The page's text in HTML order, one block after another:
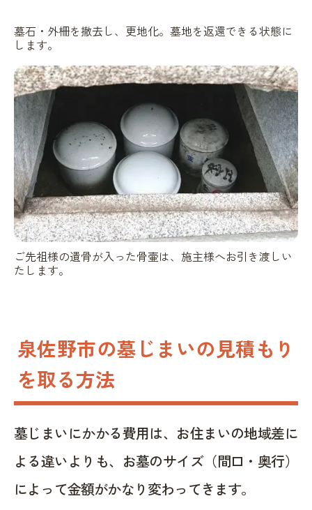
墓石・外柵を撤去し、更地化。墓地を返還できる状態に
します。
ご先祖様の遺骨が入った骨壷は、施主様へお引き渡しい
たします。
泉佐野市の墓じまいの見積もり
を取る方法
墓じまいにかかる費用は、お住まいの地域差に
よる違いよりも、お墓のサイズ（間口・奥行）
によって金額がかなり変わってきます。